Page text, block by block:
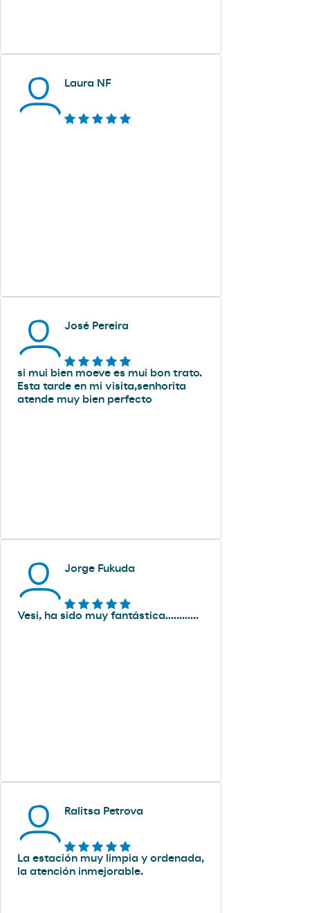
Laura NF
José Pereira
si mui bien moeve es mui bon trato.
Esta tarde en mi visita,senhorita
atende muy bien perfecto
Jorge Fukuda
Vesi, ha sido muy fantástica............
Ralitsa Petrova
La estación muy limpia y ordenada,
la atención inmejorable.